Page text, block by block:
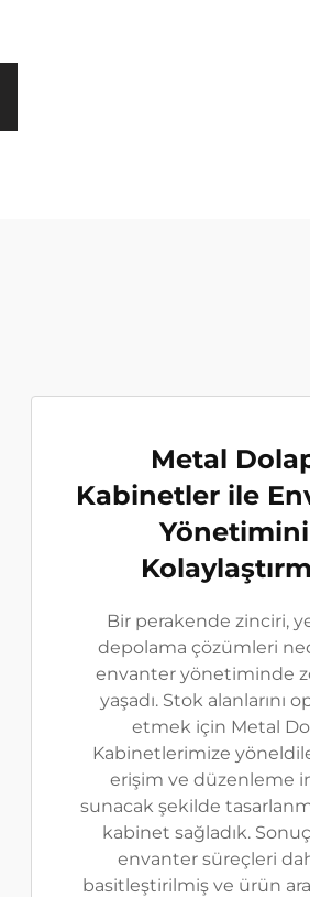
Metal
Kabinetler ile
Yönetimini
Bir perakende zinciri,
depolama çözümleri
envanter yönetiminde
yaşadı. Stok alanlarını
etmek için Metal
Kabinetlerimize
erişim ve düzenleme
sunacak şekilde
kabinet sağladık.
envanter süreçleri
basitleştirilmiş ve ürün